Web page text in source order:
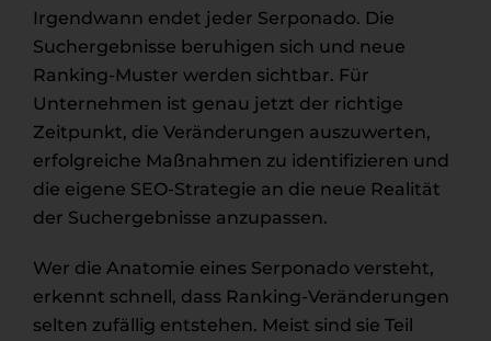
Irgendwann endet jeder Serponado. Die
Suchergebnisse beruhigen sich und neue
Ranking-Muster werden sichtbar. Für
Unternehmen ist genau jetzt der richtige
Zeitpunkt, die Veränderungen auszuwerten,
erfolgreiche Maßnahmen zu identifizieren und
die eigene SEO-Strategie an die neue Realität
der Suchergebnisse anzupassen.
Wer die Anatomie eines Serponado versteht,
erkennt schnell, dass Ranking-Veränderungen
selten zufällig entstehen. Meist sind sie Teil